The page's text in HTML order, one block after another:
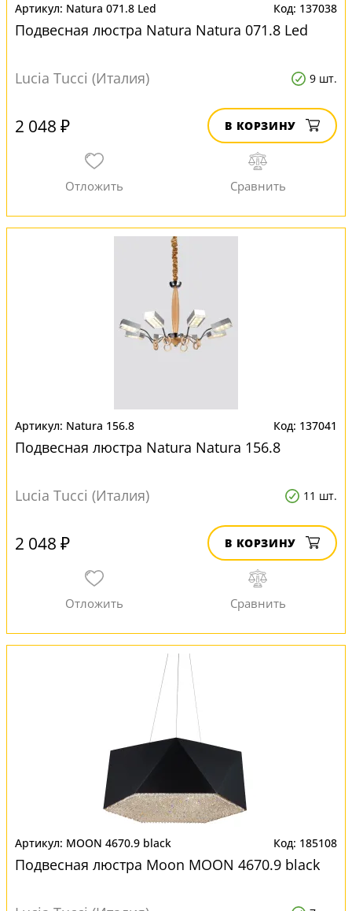
Natura 071.8 Led 137038
Подвесная люстра Natura Natura 071.8 Led
Lucia Tucci (Италия) 9 шт.
2 048 ₽ В КОРЗИНУ
Natura 156.8 137041
Подвесная люстра Natura Natura 156.8
Lucia Tucci (Италия) 11 шт.
2 048 ₽ В КОРЗИНУ
MOON 4670.9 black 185108
Подвесная люстра Moon MOON 4670.9 black